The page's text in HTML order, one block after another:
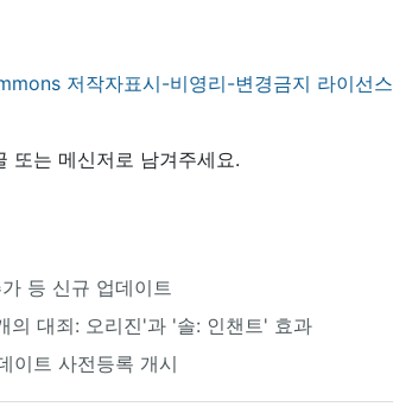
저작자표시-비영리-변경금지 라이선스
또는 메신저로 남겨주세요.
등 신규 업데이트
의 대죄: 오리진'과 '솔: 인챈트' 효과
이트 사전등록 개시